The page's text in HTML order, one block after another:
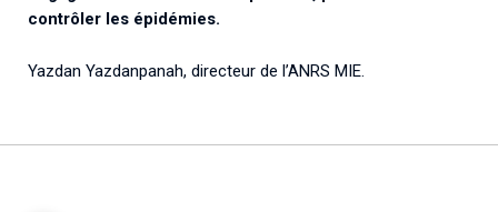
contrôler les épidémies.
Yazdan Yazdanpanah, directeur de l’ANRS MIE.